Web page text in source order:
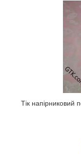
Тік напірниковий